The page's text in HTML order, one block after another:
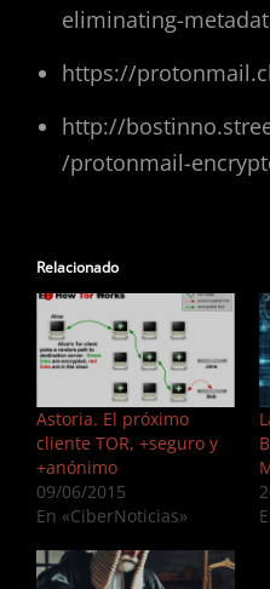
eliminating-
https://
http://
/protonmail-
Relacionado
Astoria. El próximo
cliente TOR, +seguro y
+anónimo
09/06/2015
En «CiberNoticias»